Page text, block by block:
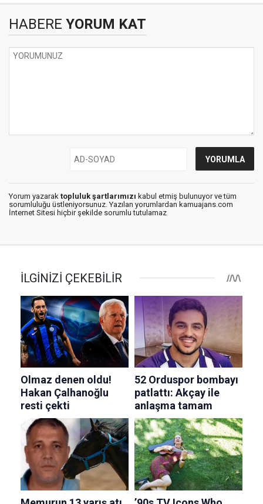
HABERE YORUM KAT
Yorum yazarak topluluk şartlarımızı kabul etmiş bulunuyor ve tüm
sorumluluğu üstleniyorsunuz. Yazılan yorumlardan kamuajans.com
İnternet Sitesi hiçbir şekilde sorumlu tutulamaz